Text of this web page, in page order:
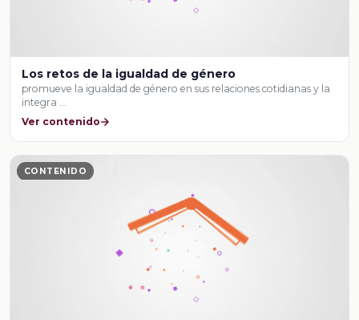
Los retos de la igualdad de género
promueve la igualdad de género en sus relaciones cotidianas y la
integra …
Ver contenido
CONTENIDO